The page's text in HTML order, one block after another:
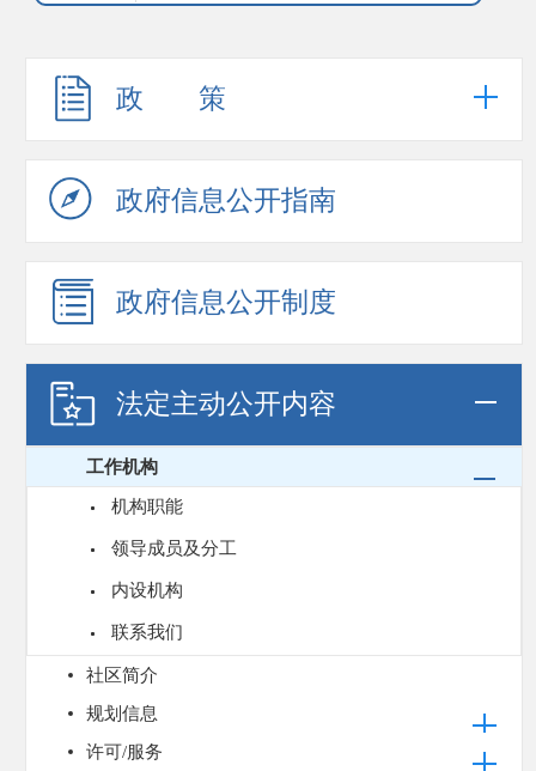
政 策
政府信息公开指南
政府信息公开制度
法定主动公开内容
工作机构
机构职能
领导成员及分工
内设机构
联系我们
社区简介
规划信息
许可/服务